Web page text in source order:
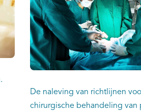
De naleving van richtlijnen
chirurgische behandeling van